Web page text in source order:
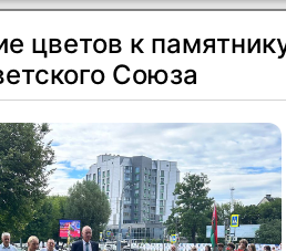
цветов к
Союза